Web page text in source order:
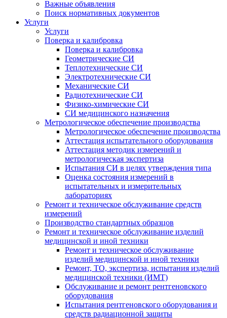
Важные объявления
Поиск нормативных документов
Услуги
Услуги
Поверка и калибровка
Поверка и калибровка
Геометрические СИ
Теплотехнические СИ
Электротехнические СИ
Механические СИ
Радиотехнические СИ
Физико-химические СИ
СИ медицинского назначения
Метрологическое обеспечение производства
Метрологическое обеспечение производства
Аттестация испытательного оборудования
Аттестация методик измерений и
метрологическая экспертиза
Испытания СИ в целях утверждения типа
Оценка состояния измерений в
испытательных и измерительных
лабораториях
Ремонт и техническое обслуживание средств
измерений
Производство стандартных образцов
Ремонт и техническое обслуживание изделий
медицинской и иной техники
Ремонт и техническое обслуживание
изделий медицинской и иной техники
Ремонт, ТО, экспертиза, испытания изделий
медицинской техники (ИМТ)
Обслуживание и ремонт рентгеновского
оборудования
Испытания рентгеновского оборудования и
средств радиационной защиты